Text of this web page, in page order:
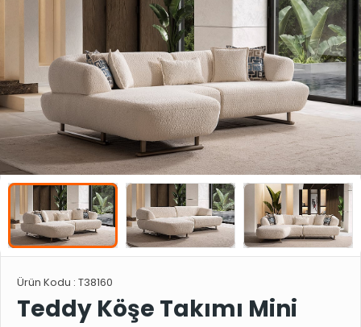
Ürün Kodu : T38160
Teddy Köşe Takımı Mini